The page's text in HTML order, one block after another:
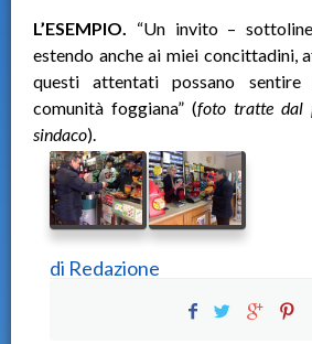
L’ESEMPIO. “Un invito –
estendo anche ai miei concittadini,
questi attentati possano
comunità foggiana” (foto tratte dal
sindaco).
di Redazione